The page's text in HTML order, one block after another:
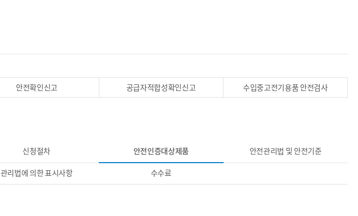
안전확인신고 공급자적합성확인신고
수입중고전기용품 안전검사
신청절차 안전인증대상제품
안전관리법 및 안전기준
관리법에 의한 표시사항 수수료